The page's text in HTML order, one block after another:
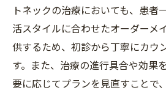
トネックの治療においても、患者
活スタイルに合わせたオーダーメ
供するため、初診から丁寧にカウ
す。また、治療の進行具合や効果
要に応じてプランを見直すことで